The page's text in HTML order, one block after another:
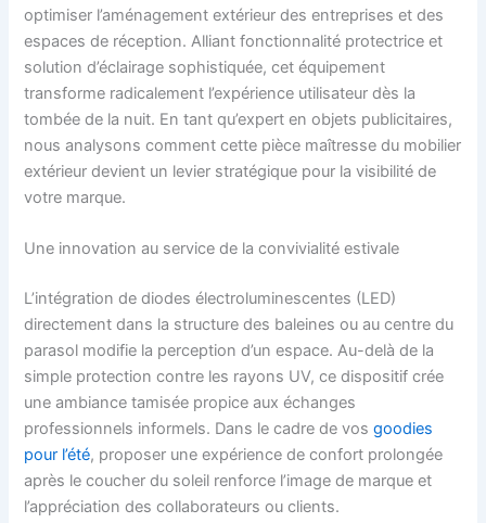
optimiser l’aménagement extérieur des entreprises et des
espaces de réception. Alliant fonctionnalité protectrice et
solution d’éclairage sophistiquée, cet équipement
transforme radicalement l’expérience utilisateur dès la
tombée de la nuit. En tant qu’expert en objets publicitaires,
nous analysons comment cette pièce maîtresse du mobilier
extérieur devient un levier stratégique pour la visibilité de
votre marque.
Une innovation au service de la convivialité estivale
L’intégration de diodes électroluminescentes (LED)
directement dans la structure des baleines ou au centre du
parasol modifie la perception d’un espace. Au-delà de la
simple protection contre les rayons UV, ce dispositif crée
une ambiance tamisée propice aux échanges
professionnels informels. Dans le cadre de vosgoodies
pour l’été, proposer une expérience de confort prolongée
après le coucher du soleil renforce l’image de marque et
l’appréciation des collaborateurs ou clients.